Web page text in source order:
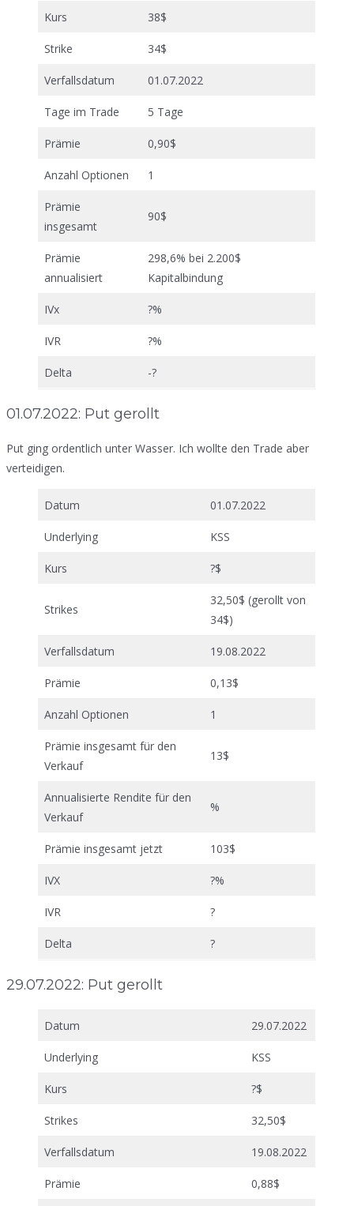
Kurs 38$
Strike 34$
Verfallsdatum 01.07.2022
Tage im Trade 5 Tage
Prämie 0,90$
Anzahl Optionen 1
Prämie
insgesamt
90$
Prämie
annualisiert
298,6% bei 2.200$
Kapitalbindung
IVx ?%
IVR ?%
Delta -?
01.07.2022: Put gerollt
Put ging ordentlich unter Wasser. Ich wollte den Trade aber
verteidigen.
Datum 01.07.2022
Underlying KSS
Kurs ?$
Strikes
32,50$ (gerollt von
34$)
Verfallsdatum 19.08.2022
Prämie 0,13$
Anzahl Optionen 1
Prämie insgesamt für den
Verkauf
13$
Annualisierte Rendite für den
Verkauf
%
Prämie insgesamt jetzt 103$
IVX ?%
IVR ?
Delta ?
29.07.2022: Put gerollt
Datum 29.07.2022
Underlying KSS
Kurs ?$
Strikes 32,50$
Verfallsdatum 19.08.2022
Prämie 0,88$